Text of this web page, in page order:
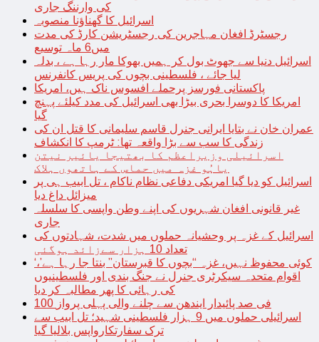
کی وارننگ جاری
اسرائیل کا گھناؤنا منصوبہ
رجسٹرڈ افغان مہاجرین کی رجسٹریشن کارڈ کی مدت
میں6 ماہ توسیع
اسرائیل دنیا سے جھوٹ بول کر ہمیں بھوکا مار رہا ہے ، بدلہ
لیا جائے ، فلسطینی بچوں کی پریس کانفرنس
پاکستانی فورسز پرحملے افسوس ناک ہیں، امریکا
امریکا کا دوسرا بحری بیڑا بھی اسرائیل کی مدد کیلئے پہنچ
گیا
عمران خان نے بتایا ایرانی جنرل قاسم سلیمانی کا قتل ان کی
زندگی کا سب سے بڑا واقعہ تھا: ٹرمپ کا انکشاف
اسرائیلی وزیراعظم کا بھتیجا یائیر نیتن
یاہُو غزہ میں حماس کے ہاتھوں ہلاک
اسرائیل کو دیا گیا امریکی دفاعی نظام ناکام ، تل ابیب ہی پر
میزائل داغ دیا
غیر قانونی افغان شہریوں کی اپنے وطن واپسی کا سلسلہ
جاری
اسرائیل کے غزہ پر وحشیانہ حملوں میں شدت، شہادتوں کی
تعداد 10 ہزار سےزائد ہوگئی
‘کوئی محفوظ نہیں، غزہ “بچوں کا قبرستان” بنتا جا رہا ہے’،
اقوام متحدہ سیکرٹری جنرل نے جنگ بندی اور فلسطینیوں
کی رہائی کا پھر مطالبہ کر دیا
100 فی صد پائیدار ایندھن سے چلنے والی پہلی پرواز
اسرائیلی حملوں میں 9 ہزار فلسطینی شہید؛ تل ابیب سے
ترک سفارتکارواپس بلالیا گیا